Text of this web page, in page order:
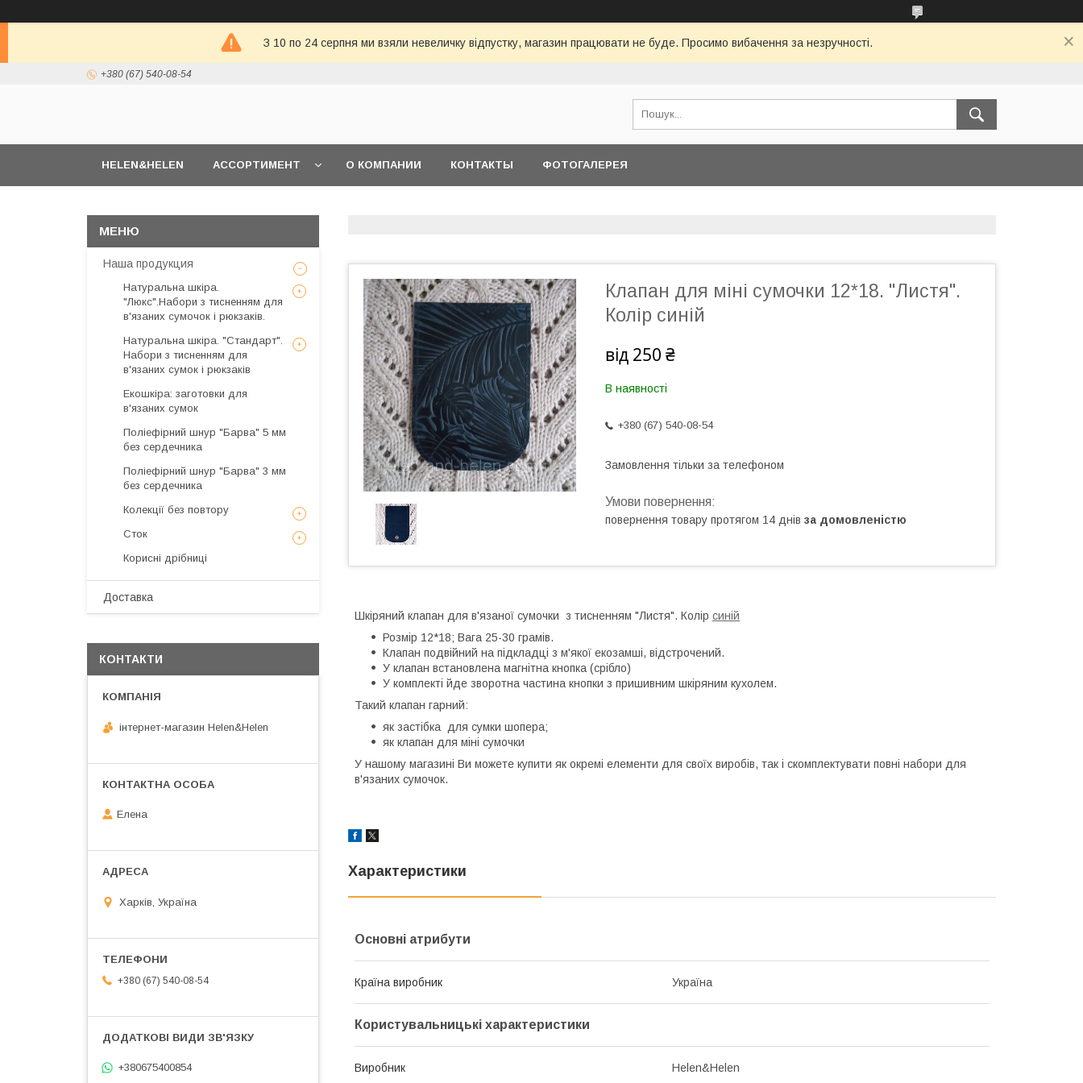
З 10 по 24 серпня ми взяли невеличку відпустку, магазин працювати не буде. Просимо вибачення за незручності.
+380 (67) 540-08-54
HELEN&HELEN АССОРТИМЕНТ О КОМПАНИИ КОНТАКТЫ ФОТОГАЛЕРЕЯ
Клапан для міні сумочки 12*18. "Листя".
Колір синій
від 250 ₴
В наявності
+380 (67) 540-08-54
Замовлення тільки за телефоном
повернення товару протягом 14 днів за домовленістю
Шкіряний клапан для в'язаної сумочки з тисненням "Листя". Колір синій
Розмір 12*18; Вага 25-30 грамів.
Клапан подвійний на підкладці з м'якої екозамші, відстрочений.
У клапан встановлена магнітна кнопка (срібло)
У комплекті йде зворотна частина кнопки з пришивним шкіряним кухолем.
Такий клапан гарний:
як застібка для сумки шопера;
як клапан для міні сумочки
У нашому магазині Ви можете купити як окремі елементи для своїх виробів, так і скомплектувати повні набори для
в'язаних сумочок.
Характеристики
Основні атрибути
Країна виробник Україна
Користувальницькі характеристики
Виробник Helen&Helen
Наша продукция
Натуральна шкіра.
"Люкс".Набори з тисненням для
в'язаних сумочок і рюкзаків.
Натуральна шкіра. "Стандарт".
Набори з тисненням для
в'язаних сумок і рюкзаків
Екошкіра: заготовки для
в'язаних сумок
Поліефірний шнур "Барва" 5 мм
без сердечника
Поліефірний шнур "Барва" 3 мм
без сердечника
Колекції без повтору
Сток
Корисні дрібниці
Доставка
КОНТАКТИ
інтернет-магазин Helen&Helen
Елена
Харків, Україна
+380 (67) 540-08-54
+380675400854